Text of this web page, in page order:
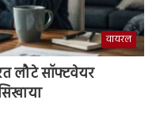
वायरल
लौटे सॉफ्टवेयर